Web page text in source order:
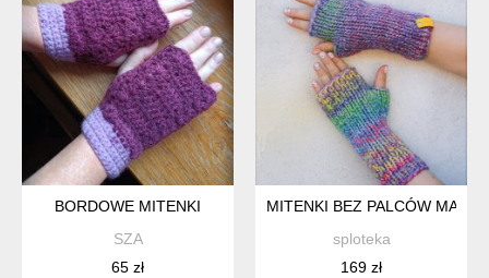
BORDOWE MITENKI
SZA
65 zł
MITENKI BEZ PALCÓW
sploteka
169 zł